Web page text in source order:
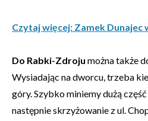
Czytaj więcej: Zamek Dunajec
Do Rabki-Zdroju można także
Wysiadając na dworcu, trzeba
góry. Szybko miniemy dużą
następnie skrzyżowanie z ul.